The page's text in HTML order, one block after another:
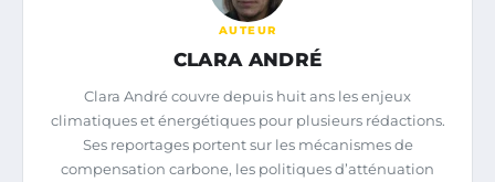
AUTEUR
CLARA ANDRÉ
Clara André couvre depuis huit ans les enjeux
climatiques et énergétiques pour plusieurs rédactions.
Ses reportages portent sur les mécanismes de
compensation carbone, les politiques d’atténuation